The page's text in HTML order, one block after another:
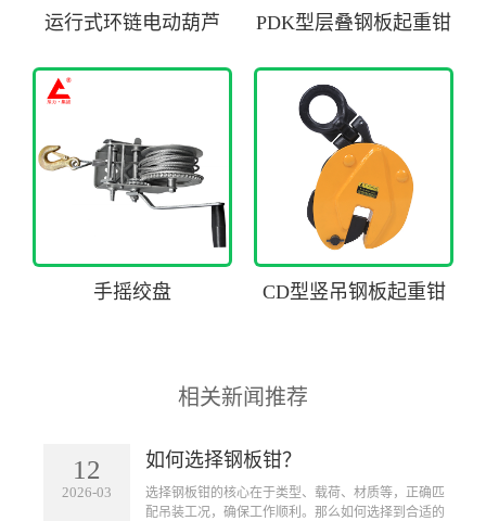
运行式环链电动葫芦 PDK型层叠钢板起重钳
手摇绞盘 CD型竖吊钢板起重钳
相关新闻推荐
12
2026-03
如何选择钢板钳？
​选择钢板钳的核心在于类型、载荷、材质等，正确匹
配吊装工况，确保工作顺利。那么如何选择到合适的